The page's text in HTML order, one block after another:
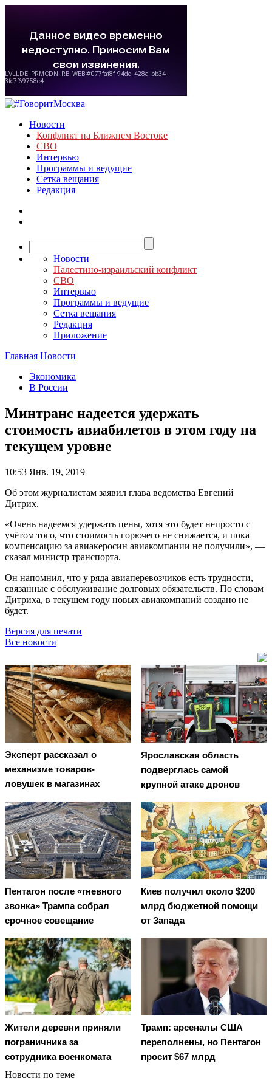
Новости
Конфликт на Ближнем Востоке
СВО
Интервью
Программы и ведущие
Сетка вещания
Редакция
Новости
Палестино-израильский конфликт
СВО
Интервью
Программы и ведущие
Сетка вещания
Редакция
Приложение
Главная Новости
Экономика
В России
Минтранс надеется удержать
стоимость авиабилетов в этом году на
текущем уровне
10:53 Янв. 19, 2019
Об этом журналистам заявил глава ведомства Евгений
Дитрих.
«Очень надеемся удержать цены, хотя это будет непросто с
учётом того, что стоимость горючего не снижается, и пока
компенсацию за авиакеросин авиакомпании не получили», —
сказал министр транспорта.
Он напомнил, что у ряда авиаперевозчиков есть трудности,
связанные с обслуживание долговых обязательств. По словам
Дитриха, в текущем году новых авиакомпаний создано не
будет.
Версия для печати
Все новости
Эксперт рассказал о
механизме товаров-
ловушек в магазинах
Ярославская область
подверглась самой
крупной атаке дронов
Пентагон после «гневного
звонка» Трампа собрал
срочное совещание
Киев получил около $200
млрд бюджетной помощи
от Запада
Жители деревни приняли
пограничника за
сотрудника военкомата
Трамп: арсеналы США
переполнены, но Пентагон
просит $67 млрд
Новости по теме